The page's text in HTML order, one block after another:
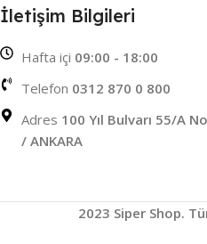
İletişim Bilgileri
Hafta içi 09:00 - 18:00
Telefon 0312 870 0 800
Adres 100 Yıl Bulvarı 55/A
/ ANKARA
2023 Siper Shop.